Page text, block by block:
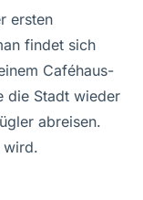
ersten
findet sich
Caféhaus-
die Stadt wieder
abreisen.
wird.